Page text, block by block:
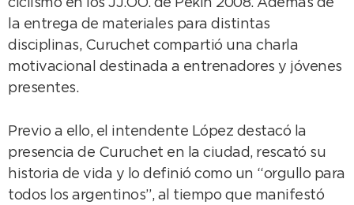
ciclismo en los JJ.OO. de Pekín 2008. Además de
la entrega de materiales para distintas
disciplinas, Curuchet compartió una charla
motivacional destinada a entrenadores y jóvenes
presentes.
Previo a ello, el intendente López destacó la
presencia de Curuchet en la ciudad, rescató su
historia de vida y lo definió como un “orgullo para
todos los argentinos”, al tiempo que manifestó